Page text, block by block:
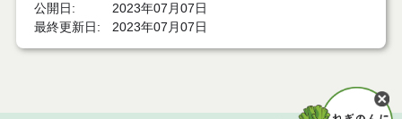
公開日
2023年07月07日
最終更新日
2023年07月07日